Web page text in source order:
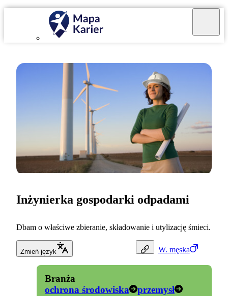
W. męska
Inżynierka gospodarki odpadami
Dbam o właściwe zbieranie, składowanie i utylizację śmieci.
Zmień język
Branża
ochrona środowiska
przemysł